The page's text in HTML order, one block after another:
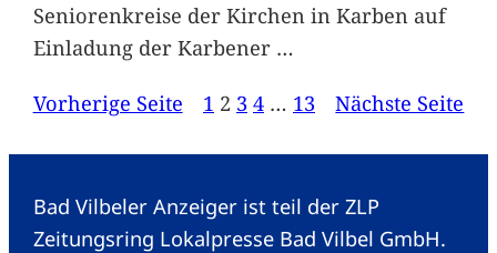
Seniorenkreise der Kirchen in Karben auf
Einladung der Karbener …
Vorherige Seite
1 2 3 4 … 13 Nächste Seite
Bad Vilbeler Anzeiger ist teil der ZLP
Zeitungsring Lokalpresse Bad Vilbel GmbH.